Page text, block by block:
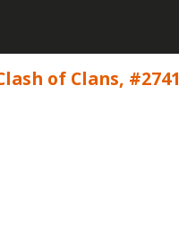
of Clans, #2741